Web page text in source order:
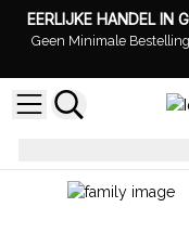
EERLIJKE HANDEL IN
Geen Minimale Bestelling